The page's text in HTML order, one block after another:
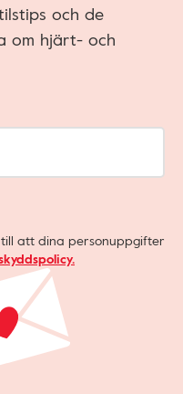
och de
om hjärt- och
att dina personuppgifter